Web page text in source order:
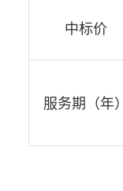
中标价
服务期（年）